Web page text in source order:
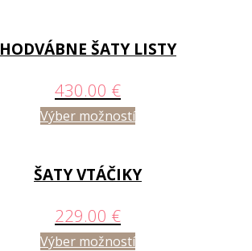
HODVÁBNE ŠATY LISTY
430.00 €
Výber možností
ŠATY VTÁČIKY
229.00 €
Výber možností